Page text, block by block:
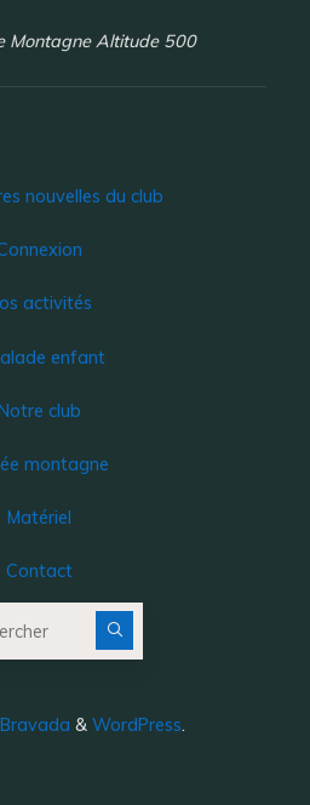
Montagne Altitude 500
nouvelles du club
activités
enfant
club
montagne
Matériel
Contact
Bravada & WordPress.